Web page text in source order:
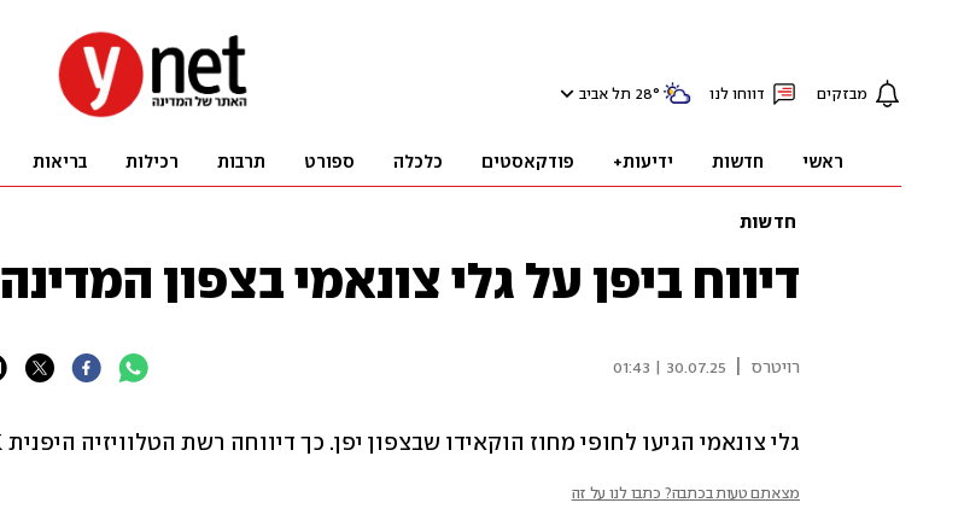
מבזקים דווחו לנו 28° תל אביב
ראשי חדשות ידיעות+ פודקאסטים כלכלה ספורט תרבות רכילות בריאות
חדשות
דיווח ביפן על גלי צונאמי בצפון המדינה
רויטרס 30.07.25 | 01:43
גלי צונאמי הגיעו לחופי מחוז הוקאידו שבצפון יפן. כך דיווחה רשת הטלוויזיה היפנית NHK.
מצאתם טעות בכתבה? כתבו לנו על זה